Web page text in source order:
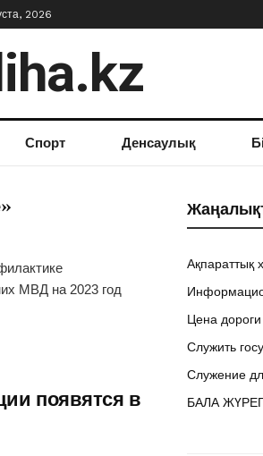
2026
Спорт Денсаулық
МВД на 2023 год
появятся в
Ақпараттық
Цена дороги
Служить
Служение
БАЛА